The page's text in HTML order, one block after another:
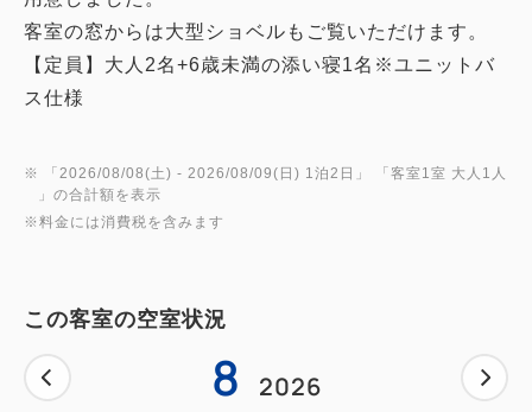
客室の窓からは大型ショベルもご覧いただけます。
【定員】大人2名+6歳未満の添い寝1名※ユニットバ
ス仕様
※ 「 2026/08/08(土) - 2026/08/09(日) 1泊2日 」 「 客室1室 大人1人
」の合計額を表示
※料金には消費税を含みます
この客室の空室状況
8 2026